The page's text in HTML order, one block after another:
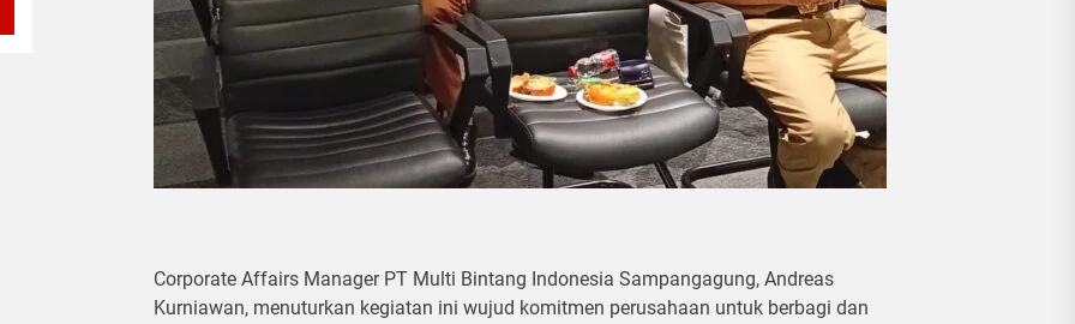
Corporate Affairs Manager PT Multi Bintang Indonesia Sampangagung, Andreas
Kurniawan, menuturkan kegiatan ini wujud komitmen perusahaan untuk berbagi dan